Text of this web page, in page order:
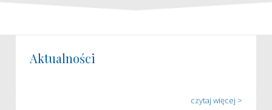
Aktualności
czytaj więcej >